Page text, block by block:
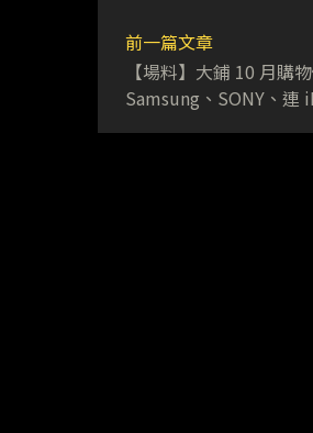
前一篇文章
【場料】大鋪 10 月購
Samsung、SONY、連